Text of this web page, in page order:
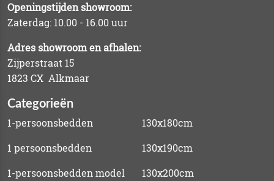
Openingstijden showroom:
Zaterdag: 10.00 - 16.00 uur
Adres showroom en afhalen:
Zijperstraat 15
1823 CX Alkmaar
Categorieën
1-persoonsbedden
1 persoonsbedden
1-persoonsbedden model
130x180cm
130x190cm
130x200cm